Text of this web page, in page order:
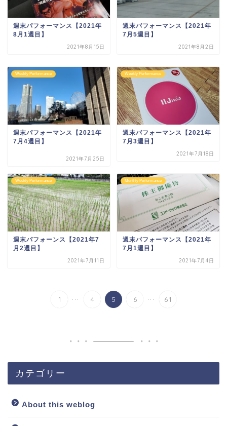
週末パフォーマンス【2021年
8月1週目】
2021年8月15日
週末パフォーマンス【2021年
7月5週目】
2021年8月2日
Weekly Performance
週末パフォーマンス【2021年
7月4週目】
2021年7月25日
Weekly Performance
週末パフォーマンス【2021年
7月3週目】
2021年7月18日
Weekly Performance
週末パフォーンス【2021年7
月2週目】
2021年7月11日
Monthly Performance
週末パフォーマンス【2021年
7月1週目】
2021年7月4日
1 ... 4 5 6 ... 61
カテゴリー
About this weblog